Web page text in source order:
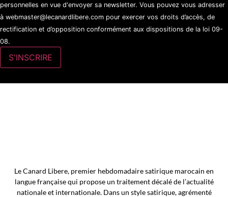
personnelles en vue d'envoyer sa newsletter. Vous pouvez vous adresser
à webmaster@lecanardlibere.com pour exercer vos droits d’accès, de
rectification et d’opposition conformément aux dispositions de la loi 09-
08.
Le Canard Libere, premier hebdomadaire satirique marocain en
langue française qui propose un traitement décalé de l’actualité
nationale et internationale. Dans un style satirique, agrémenté